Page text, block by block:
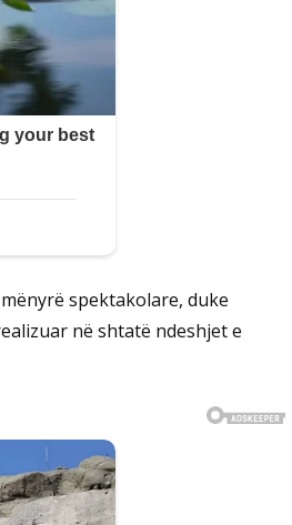
spektakolare, duke
në shtatë ndeshjet e